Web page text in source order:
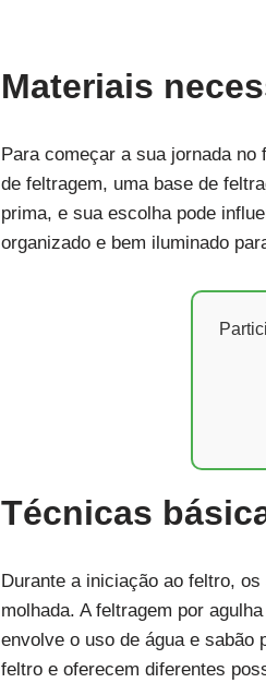
Materiais
Para começar a sua jornada
de feltragem, uma base de
prima, e sua escolha pode
organizado e bem iluminado
Técnicas
Durante a iniciação ao feltro,
molhada. A feltragem por
envolve o uso de água e
feltro e oferecem diferentes